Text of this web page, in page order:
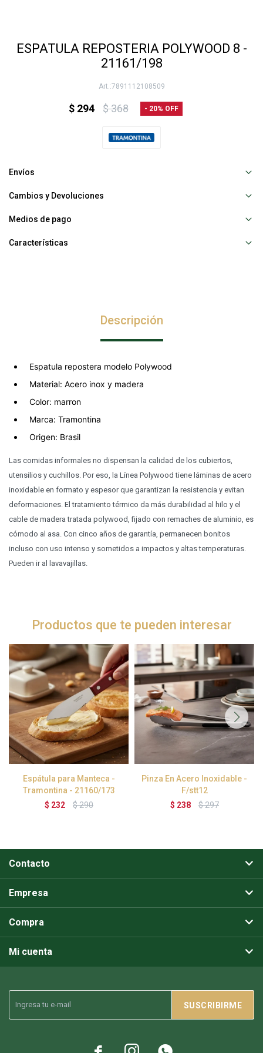
ESPATULA REPOSTERIA POLYWOOD 8 -
21161/198
7891112108509
$ 294 $368 20
Envíos
Cambios y Devoluciones
Medios de pago
Características
Descripción
Espatula repostera modelo Polywood
Material: Acero inox y madera
Color: marron
Marca: Tramontina
Origen: Brasil
Las comidas informales no dispensan la calidad de los cubiertos,
utensilios y cuchillos. Por eso, la Línea Polywood tiene láminas de acero
inoxidable en formato y espesor que garantizan la resistencia y evitan
deformaciones. El tratamiento térmico da más durabilidad al hilo y el
cable de madera tratada polywood, fijado con remaches de aluminio, es
cómodo al asa. Con cinco años de garantía, permanecen bonitos
incluso con uso intenso y sometidos a impactos y altas temperaturas.
Pueden ir al lavavajillas.
Productos que te pueden interesar
Espátula para Manteca -
Tramontina - 21160/173
$ 232 $290
Pinza En Acero Inoxidable -
F/stt12
$ 238 $297
SUSCRIBIRME
Contacto
Empresa
Compra
Mi cuenta